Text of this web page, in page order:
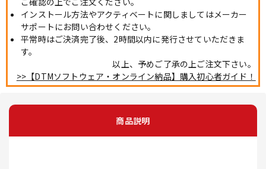
インストール方法やアクティベートに関しましてはメーカー
サポートにお問い合わせください。
平常時はご決済完了後、2時間以内に発行させていただきま
す。
以上、予めご了承の上ご注文下さい。
>>【DTMソフトウェア・オンライン納品】購入初心者ガイド！
商品説明